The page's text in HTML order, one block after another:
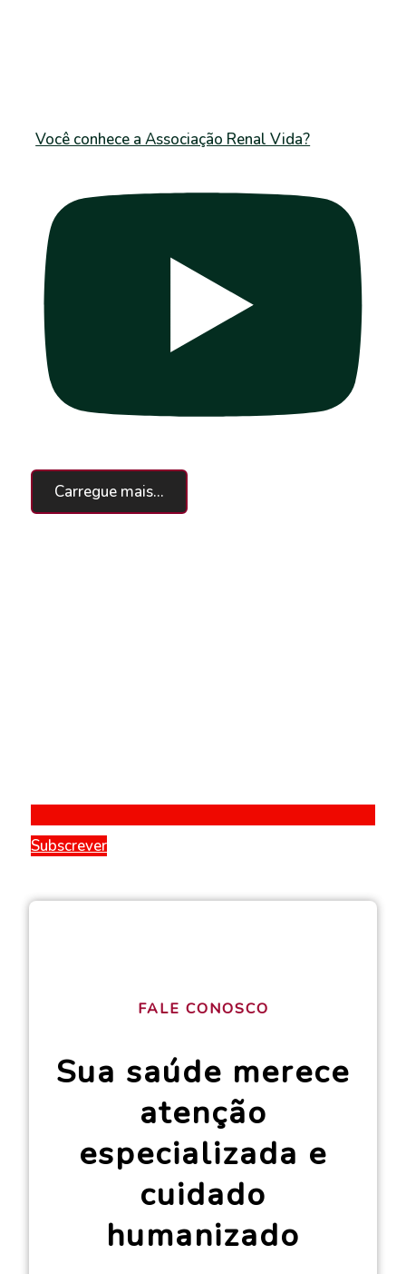
Você conhece a Associação Renal Vida?
Carregue mais...
Subscrever
FALE CONOSCO
Sua saúde merece
atenção
especializada e
cuidado
humanizado